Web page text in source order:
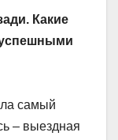
Какие
самый
– выездная